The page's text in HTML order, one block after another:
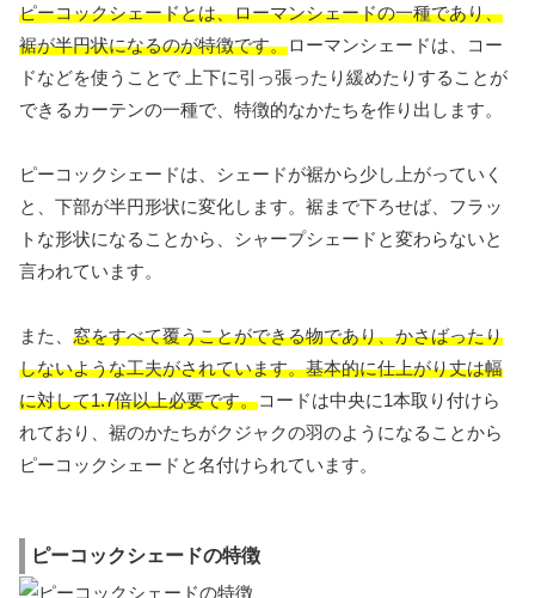
ピーコックシェードとは、ローマンシェードの一種であり、
裾が半円状になるのが特徴です。ローマンシェードは、コー
ドなどを使うことで 上下に引っ張ったり緩めたりすることが
できるカーテンの一種で、特徴的なかたちを作り出します。
ピーコックシェードは、シェードが裾から少し上がっていく
と、下部が半円形状に変化します。裾まで下ろせば、フラッ
トな形状になることから、シャープシェードと変わらないと
言われています。
また、 窓をすべて覆うことができる物であり、かさばったり
しないような工夫がされています。基本的に仕上がり丈は幅
に対して1.7倍以上必要です。コードは中央に1本取り付けら
れており、裾のかたちがクジャクの羽のようになることから
ピーコックシェードと名付けられています。
ピーコックシェードの特徴